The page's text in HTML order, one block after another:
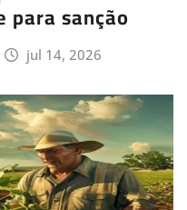
para sanção
jul 14, 2026